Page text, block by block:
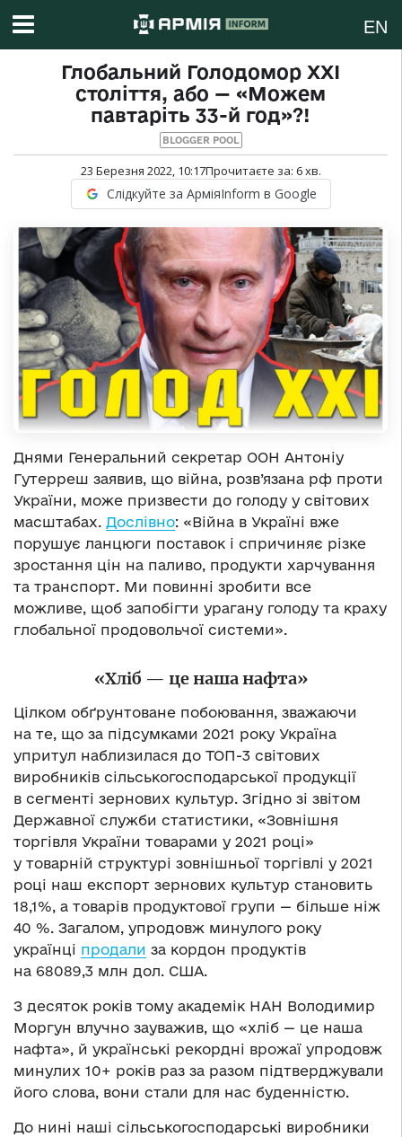
EN
Глобальний Голодомор ХХІ
століття, або — «Можем
павтаріть 33-й год»?!
BLOGGER POOL
23 Березня 2022, 10:17Прочитаєте за: 6хв.
Слідкуйте за АрміяInform в Google
Днями Генеральний секретар ООН Антоніу
Гутерреш заявив, що війна, розв’язана рф проти
України, може призвести до голоду у світових
масштабах. Дослівно: «Війна в Україні вже
порушує ланцюги поставок і спричиняє різке
зростання цін на паливо, продукти харчування
та транспорт. Ми повинні зробити все
можливе, щоб запобігти урагану голоду та краху
глобальної продовольчої системи».
«Хліб — це наша нафта»
Цілком обґрунтоване побоювання, зважаючи
на те, що за підсумками 2021 року Україна
упритул наблизилася до ТОП-3 світових
виробників сільськогосподарської продукції
в сегменті зернових культур. Згідно зі звітом
Державної служби статистики, «Зовнішня
торгівля України товарами у 2021 році»
у товарній структурі зовнішньої торгівлі у 2021
році наш експорт зернових культур становить
18,1%, а товарів продуктової групи — більше ніж
40 %. Загалом, упродовж минулого року
українці продали за кордон продуктів
на 68089,3 млн дол. США.
З десяток років тому академік НАН Володимир
Моргун влучно зауважив, що «хліб — це наша
нафта», й українські рекордні врожаї упродовж
минулих 10+ років раз за разом підтверджували
його слова, вони стали для нас буденністю.
До нині наші сільськогосподарські виробники